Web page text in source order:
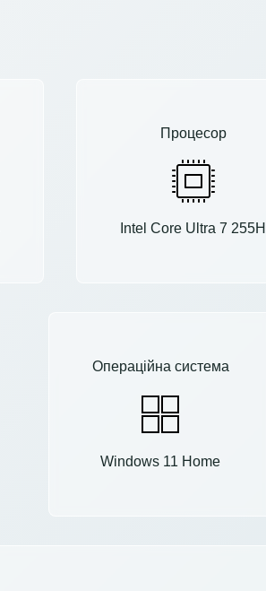
Процесор
Intel Core Ultra 7 255H
Операційна система
Windows 11 Home